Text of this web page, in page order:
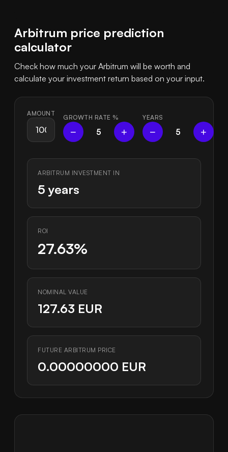
Arbitrum price prediction
calculator
Check how much your Arbitrum will be worth and
calculate your investment return based on your input.
AMOUNT
GROWTH RATE %
− 5 +
YEARS
− 5 +
ARBITRUM INVESTMENT IN
5 years
ROI
27.63%
NOMINAL VALUE
127.63 EUR
FUTURE ARBITRUM PRICE
0.00000000 EUR